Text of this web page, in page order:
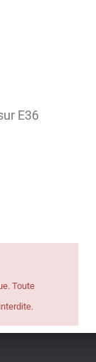
E36
Toute